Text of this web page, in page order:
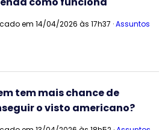
em 14/04/2026 às 17h37 ·Assuntos
tem mais chance de
o visto americano?